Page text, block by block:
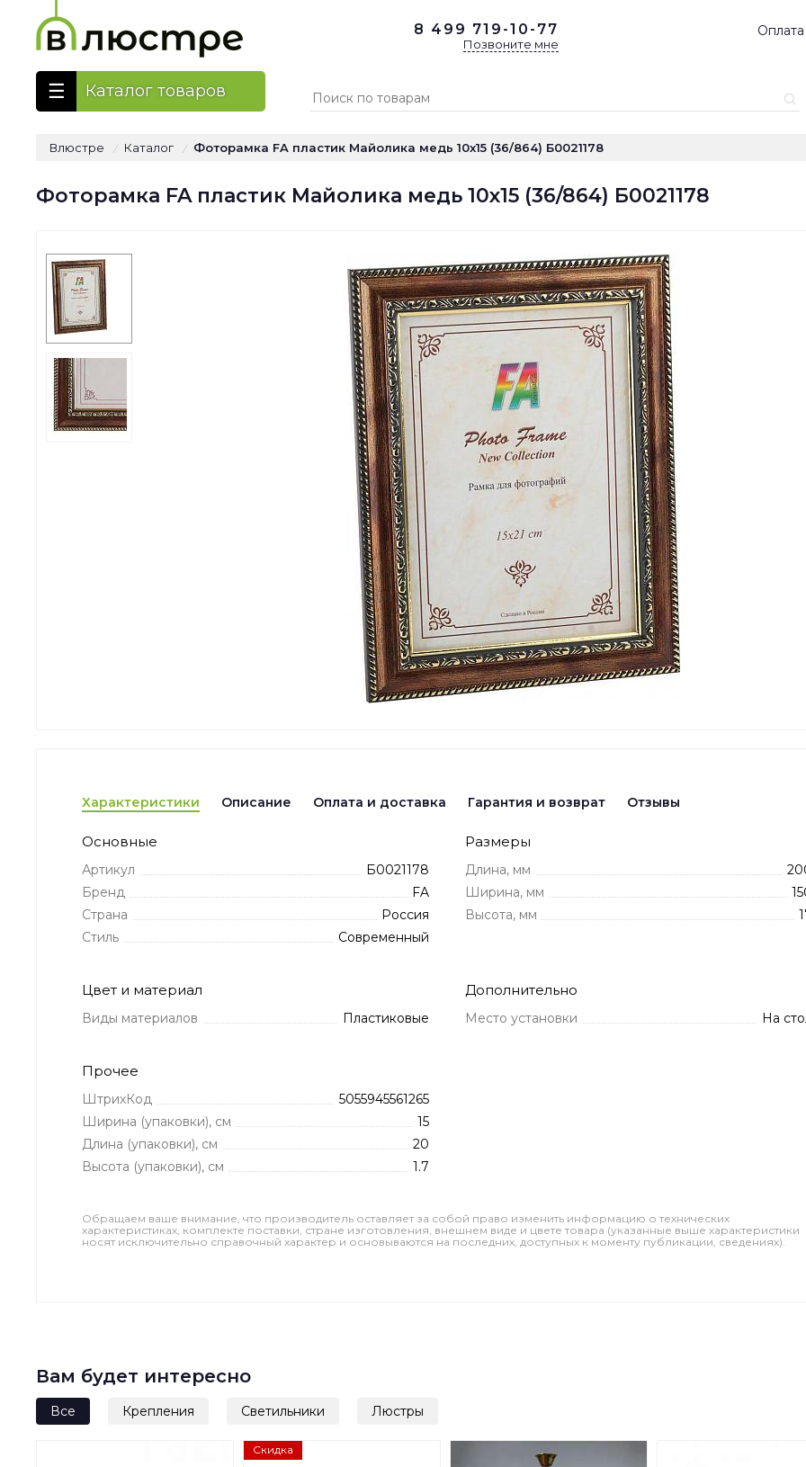
8 499 719-10-77
Позвоните мне
Оплата
Каталог товаров
Влюстре / Каталог / Фоторамка FA пластик Майолика медь 10x15 (36/864) Б0021178
Фоторамка FA пластик Майолика медь 10x15 (36/864) Б0021178
Характеристики Описание Оплата и доставка Гарантия и возврат Отзывы
Основные
Артикул
Б0021178
Бренд
FA
Страна
Россия
Стиль
Современный
Размеры
Длина, мм
Ширина, мм
Высота, мм
Цвет и материал
Виды материалов Пластиковые
Дополнительно
Место установки На
Прочее
ШтрихКод
5055945561265
Ширина (упаковки), см
15
Длина (упаковки), см
20
Высота (упаковки), см
1.7
Обращаем ваше внимание, что производитель оставляет за собой право изменить информацию о технических
характеристиках, комплекте поставки, стране изготовления, внешнем виде и цвете товара (указанные выше характеристики
носят исключительно справочный характер и основываются на последних, доступных к моменту публикации, сведениях).
Вам будет интересно
Все Крепления Светильники Люстры
Скидка